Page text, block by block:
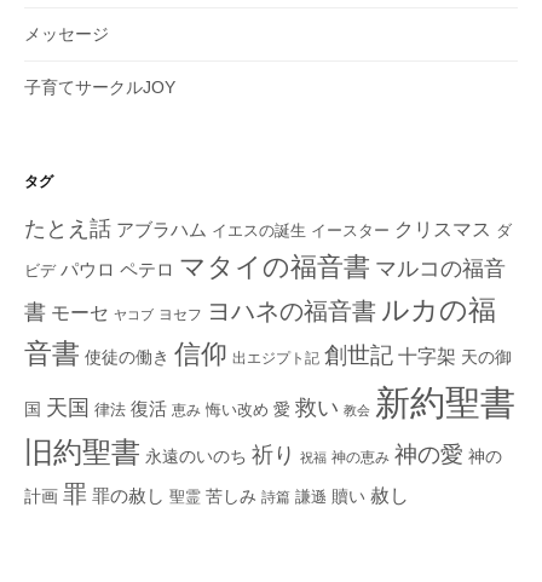
メッセージ
子育てサークルJOY
タグ
たとえ話 アブラハム イエスの誕生 イースター クリスマス ダ
ビデ パウロ ペテロ マタイの福音書 マルコの福音
書 モーセ ヤコブ ヨセフ ヨハネの福音書 ルカの福
音書 使徒の働き 信仰 出エジプト記 創世記 十字架 天の御
国 天国 律法 復活 恵み 悔い改め 愛 救い 教会 新約聖書
旧約聖書 永遠のいのち 祈り 祝福 神の恵み 神の愛 神の
計画 罪 罪の赦し 聖霊 苦しみ 詩篇 謙遜 贖い 赦し